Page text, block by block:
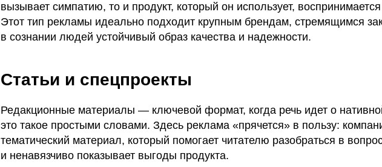
вызывает симпатию, то и продукт, который он использует,
Этот тип рекламы идеально подходит крупным брендам, стремящимся
в сознании людей устойчивый образ качества и надежности.
Статьи и спецпроекты
Редакционные материалы — ключевой формат, когда речь идет о
это такое простыми словами. Здесь реклама «прячется» в пользу:
тематический материал, который помогает читателю разобраться в
и ненавязчиво показывает выгоды продукта.